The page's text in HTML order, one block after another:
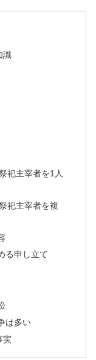
識
祀主宰者を1人
祀主宰者を複
る申し立て
は多い
実